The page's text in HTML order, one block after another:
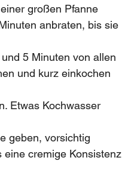
großen Pfanne
anbraten, bis sie
5 Minuten von allen
und kurz einkochen
Etwas Kochwasser
geben, vorsichtig
cremige Konsistenz